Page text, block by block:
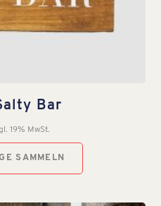
Bar
19% MwSt.
SAMMELN